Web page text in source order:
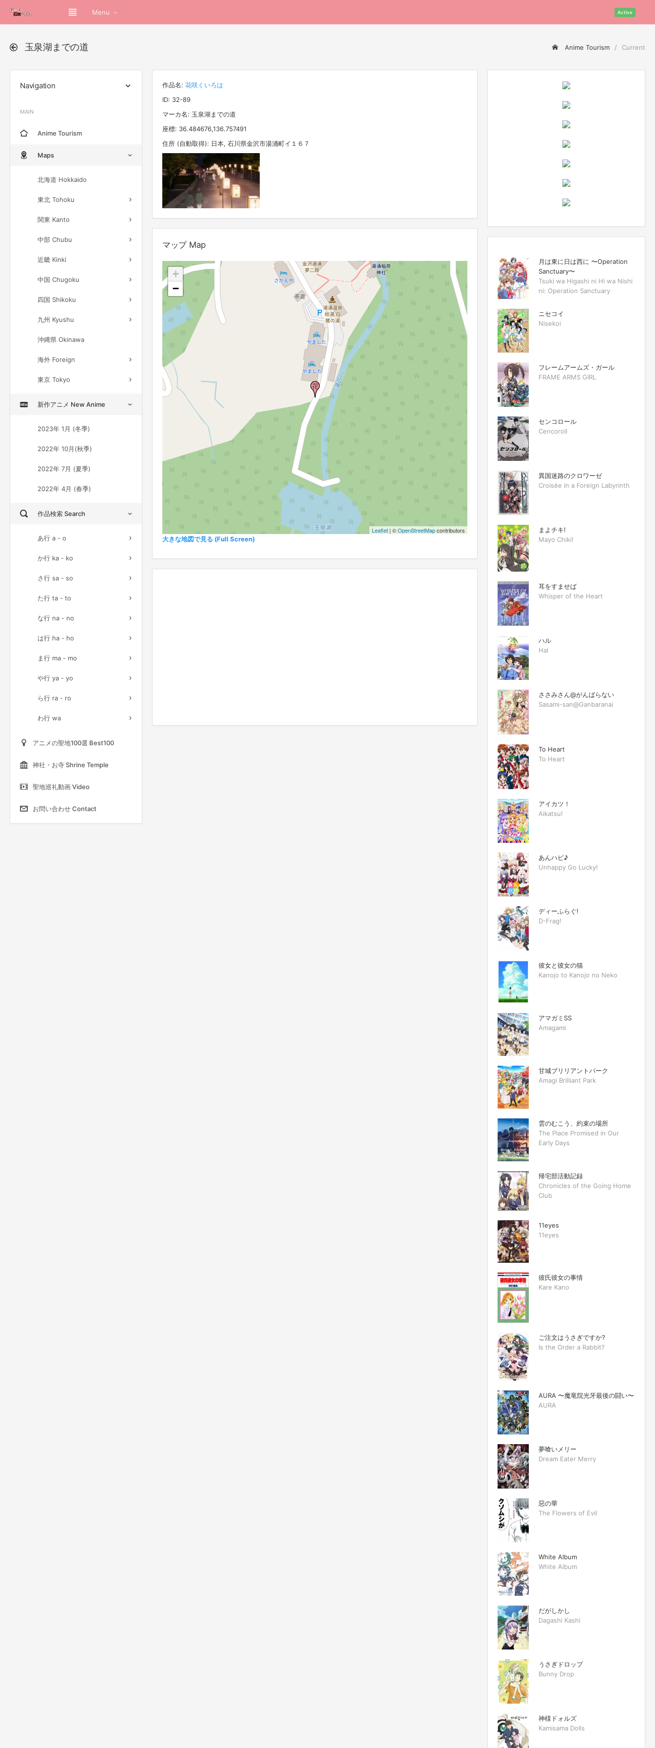
Menu Active
玉泉湖までの道 Anime Tourism Current
Navigation
MAIN
Anime Tourism
Maps
北海道 Hokkaido
東北 Tohoku
関東 Kanto
中部 Chubu
近畿 Kinki
中国 Chugoku
四国 Shikoku
九州 Kyushu
沖縄県 Okinawa
海外 Foreign
東京 Tokyo
新作アニメ New Anime
2023年 1月 (冬季)
2022年 10月(秋季)
2022年 7月 (夏季)
2022年 4月 (春季)
作品検索 Search
あ行 a - o
か行 ka - ko
さ行 sa - so
た行 ta - to
な行 na - no
は行 ha - ho
ま行 ma - mo
や行 ya - yo
ら行 ra - ro
わ行 wa
アニメの聖地100選 Best100
神社・お寺 Shrine Temple
聖地巡礼動画 Video
お問い合わせ Contact
作品名: 花咲くいろは
ID: 32-89
マーカ名: 玉泉湖までの道
座標: 36.484676,136.757491
住所 (自動取得): 日本, 石川県金沢市湯涌町イ１６７
マップ Map
+
−
Leaflet | ©OpenStreetMapcontributors
大きな地図で見る (Full Screen)
月は東に日は西に 〜Operation
Sanctuary〜
Tsuki wa Higashi ni Hi wa Nishi
ni: Operation Sanctuary
ニセコイ
Nisekoi
フレームアームズ・ガール
FRAME ARMS GIRL
センコロール
Cencoroll
異国迷路のクロワーゼ
Croisée in a Foreign Labyrinth
まよチキ!
Mayo Chiki!
耳をすませば
Whisper of the Heart
ハル
Hal
ささみさん@がんばらない
Sasami-san@Ganbaranai
To Heart
To Heart
アイカツ！
Aikatsu!
あんハピ♪
Unhappy Go Lucky!
ディーふらぐ!
D-Frag!
彼女と彼女の猫
Kanojo to Kanojo no Neko
アマガミSS
Amagami
甘城ブリリアントパーク
Amagi Brilliant Park
雲のむこう、約束の場所
The Place Promised in Our
Early Days
帰宅部活動記録
Chronicles of the Going Home
Club
11eyes
11eyes
彼氏彼女の事情
Kare Kano
ご注文はうさぎですか?
Is the Order a Rabbit?
AURA 〜魔竜院光牙最後の闘い〜
AURA
夢喰いメリー
Dream Eater Merry
惡の華
The Flowers of Evil
White Album
White Album
だがしかし
Dagashi Kashi
うさぎドロップ
Bunny Drop
神様ドォルズ
Kamisama Dolls